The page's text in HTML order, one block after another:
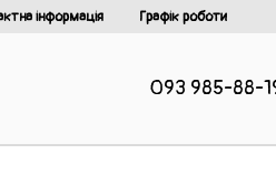
інформація
Графік роботи
093 985-88-